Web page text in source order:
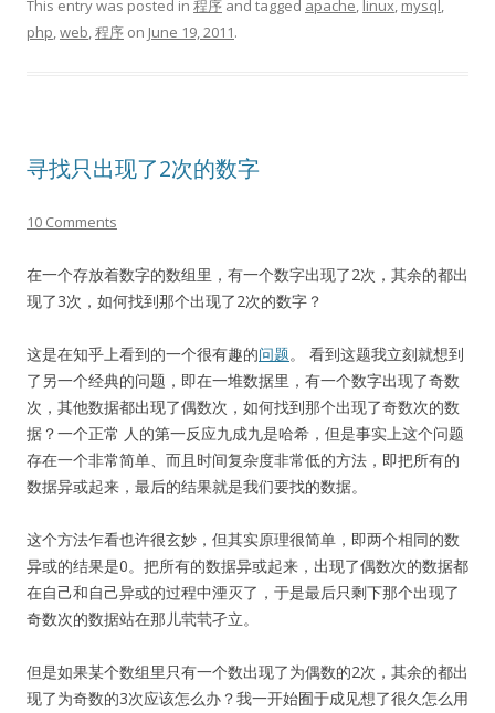
This entry was posted in 程序 and tagged apache, linux, mysql ,
php,web,程序 on June 19, 2011.
寻找只出现了2次的数字
10 Comments
在一个存放着数字的数组里，有一个数字出现了2次，其余的都出
现了3次，如何找到那个出现了2次的数字？
这是在知乎上看到的一个很有趣的问题。 看到这题我立刻就想到
了另一个经典的问题，即在一堆数据里，有一个数字出现了奇数
次，其他数据都出现了偶数次，如何找到那个出现了奇数次的数
据？一个正常 人的第一反应九成九是哈希，但是事实上这个问题
存在一个非常简单、而且时间复杂度非常低的方法，即把所有的
数据异或起来，最后的结果就是我们要找的数据。
这个方法乍看也许很玄妙，但其实原理很简单，即两个相同的数
异或的结果是0。把所有的数据异或起来，出现了偶数次的数据都
在自己和自己异或的过程中湮灭了，于是最后只剩下那个出现了
奇数次的数据站在那儿茕茕孑立。
但是如果某个数组里只有一个数出现了为偶数的2次，其余的都出
现了为奇数的3次应该怎么办？我一开始囿于成见想了很久怎么用